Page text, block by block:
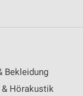
Bekleidung
& Hörakustik